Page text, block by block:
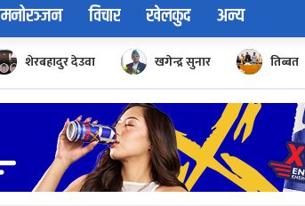
मनोरञ्जन विचार खेलकुद अन्य
शेरबहादुर देउवा खगेन्द्र सुनार तिब्बत